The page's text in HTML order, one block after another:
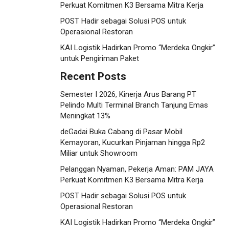
Perkuat Komitmen K3 Bersama Mitra Kerja
POST Hadir sebagai Solusi POS untuk
Operasional Restoran
KAI Logistik Hadirkan Promo “Merdeka Ongkir”
untuk Pengiriman Paket
Recent Posts
Semester I 2026, Kinerja Arus Barang PT
Pelindo Multi Terminal Branch Tanjung Emas
Meningkat 13%
deGadai Buka Cabang di Pasar Mobil
Kemayoran, Kucurkan Pinjaman hingga Rp2
Miliar untuk Showroom
Pelanggan Nyaman, Pekerja Aman: PAM JAYA
Perkuat Komitmen K3 Bersama Mitra Kerja
POST Hadir sebagai Solusi POS untuk
Operasional Restoran
KAI Logistik Hadirkan Promo “Merdeka Ongkir”